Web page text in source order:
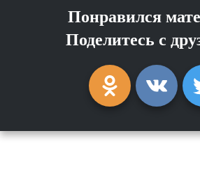
Понравился
Поделитесь с